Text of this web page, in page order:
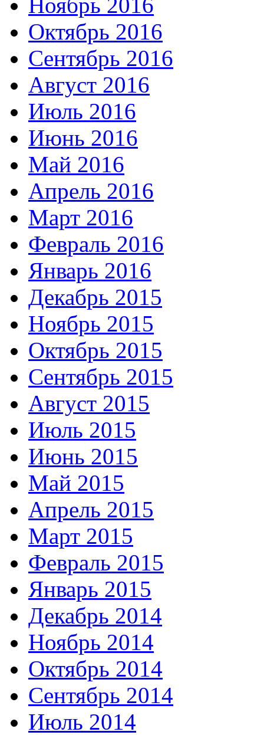
Октябрь 2016
Сентябрь 2016
Август 2016
Июль 2016
Июнь 2016
Май 2016
Апрель 2016
Март 2016
Февраль 2016
Январь 2016
Декабрь 2015
Ноябрь 2015
Октябрь 2015
Сентябрь 2015
Август 2015
Июль 2015
Июнь 2015
Май 2015
Апрель 2015
Март 2015
Февраль 2015
Январь 2015
Декабрь 2014
Ноябрь 2014
Октябрь 2014
Сентябрь 2014
Июль 2014